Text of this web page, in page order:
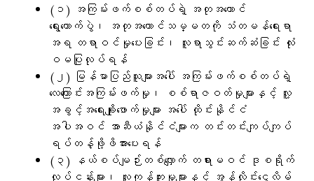
(၁) အကြမ်းဖက်စစ်တပ်ရဲ့ အတုအယောင်
ရွေးကောက်ပွဲ၊ အတုအယောင်သမ္မတကို သံတမန်ရေးရာ
အရ တရာဝင်မှုပေးခြင်း၊ လူရာသွင်းဆက်ဆံခြင်း လုံး
ဝမပြုလုပ်ရန်
(၂) မြန်မာပြည်သူများအပေါ် အကြမ်းဖက်စစ်တပ်ရဲ့
လေကြောင်းအကြမ်းဖက်မှု၊ စစ်ရာဇဝတ်မှုများနှင့် လူ့
အခွင့်အရေးချိုးဖောက်မှုများ အပေါ် ထိုင်းနိုင်ငံ
အပါအဝင် အာဆီယံနိုင်ငံများက တင်းတင်းကျပ်ကျပ်
ရပ်တန့်ဖို့ဖိအားပေးရန်
(၃) နယ်စပ်မျဉ်းတစ်လျှောက် တရားမဝင် ဒုစရိုက်